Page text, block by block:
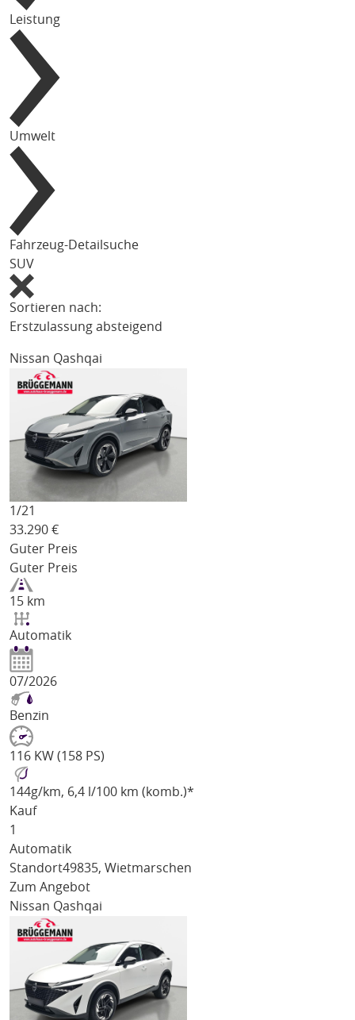
Leistung
Umwelt
Fahrzeug-Detailsuche
SUV
Sortieren nach:
Erstzulassung absteigend
Nissan Qashqai
1/21
33.290 €
Guter Preis
Guter Preis
15 km
Automatik
07/2026
Benzin
116 KW (158 PS)
144g/km, 6,4 l/100 km (komb.)*
Kauf
1
Automatik
Standort49835, Wietmarschen
Zum Angebot
Nissan Qashqai